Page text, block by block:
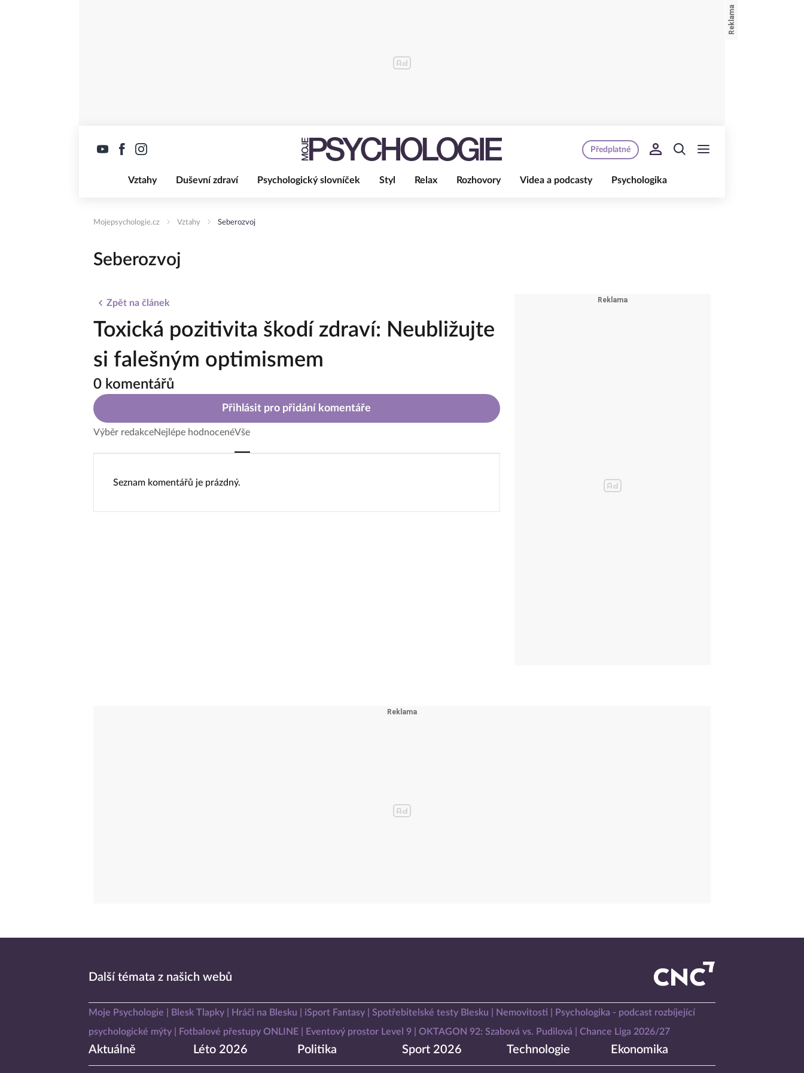
Vztahy Duševní zdraví Psychologický slovníček Styl Relax Rozhovory Videa a podcasty Psychologika
Předplatné
Mojepsychologie.cz Vztahy Seberozvoj
Seberozvoj
Zpět na článek
Toxická pozitivita škodí zdraví: Neubližujte
si falešným optimismem
0 komentářů
Přihlásit pro přidání komentáře
Výběr redakceNejlépe hodnocenéVše
Seznam komentářů je prázdný.
Další témata z našich webů
Moje Psychologie Blesk Tlapky Hráči na Blesku iSport Fantasy Spotřebitelské testy Blesku Nemovitosti
Psychologika - podcast rozbíjející
psychologické mýty
Fotbalové přestupy ONLINE Eventový prostor Level 9 OKTAGON 92: Szabová vs. Pudilová Chance Liga 2026/27
Aktuálně Léto 2026 Politika Sport 2026 Technologie Ekonomika